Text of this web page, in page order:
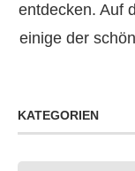
entdecken. Auf
einige der
KATEGORIEN